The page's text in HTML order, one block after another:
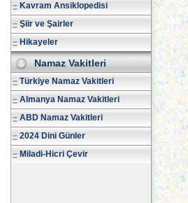
Kavram Ansiklopedisi
Şiir ve Şairler
Hikayeler
Namaz Vakitleri
Türkiye Namaz Vakitleri
Almanya Namaz Vakitleri
ABD Namaz Vakitleri
2024 Dini Günler
Miladi-Hicri Çevir